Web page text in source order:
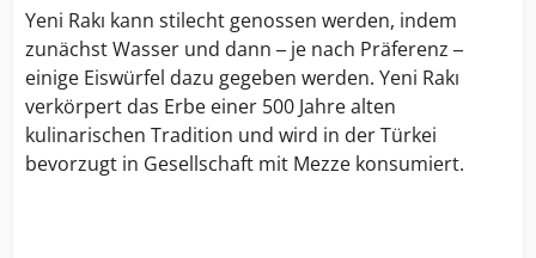
Yeni Rakı kann stilecht genossen werden, indem
zunächst Wasser und dann ─ je nach Präferenz ─
einige Eiswürfel dazu gegeben werden. Yeni Rakı
verkörpert das Erbe einer 500 Jahre alten
kulinarischen Tradition und wird in der Türkei
bevorzugt in Gesellschaft mit Mezze konsumiert.